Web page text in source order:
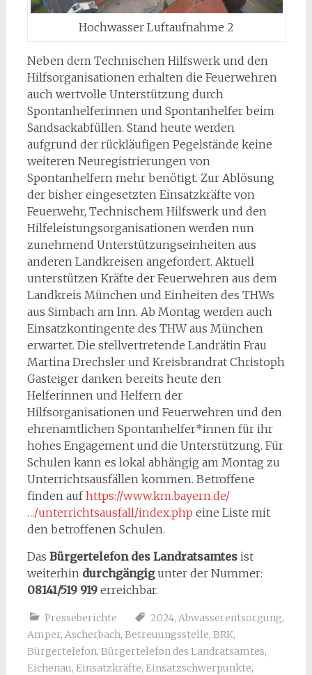
Hochwasser Luftaufnahme 2
Neben dem Technischen Hilfswerk und den
Hilfsorganisationen erhalten die Feuerwehren
auch wertvolle Unterstützung durch
Spontanhelferinnen und Spontanhelfer beim
Sandsackabfüllen. Stand heute werden
aufgrund der rückläufigen Pegelstände keine
weiteren Neuregistrierungen von
Spontanhelfern mehr benötigt. Zur Ablösung
der bisher eingesetzten Einsatzkräfte von
Feuerwehr, Technischem Hilfswerk und den
Hilfeleistungsorganisationen werden nun
zunehmend Unterstützungseinheiten aus
anderen Landkreisen angefordert. Aktuell
unterstützen Kräfte der Feuerwehren aus dem
Landkreis München und Einheiten des THWs
aus Simbach am Inn. Ab Montag werden auch
Einsatzkontingente des THW aus München
erwartet. Die stellvertretende Landrätin Frau
Martina Drechsler und Kreisbrandrat Christoph
Gasteiger danken bereits heute den
Helferinnen und Helfern der
Hilfsorganisationen und Feuerwehren und den
ehrenamtlichen Spontanhelfer*innen für ihr
hohes Engagement und die Unterstützung. Für
Schulen kann es lokal abhängig am Montag zu
Unterrichtsausfällen kommen. Betroffene
finden aufhttps://www.km.bayern.de/
…/unterrichtsausfall/index.php eine Liste mit
den betroffenen Schulen.
Das Bürgertelefon des Landratsamtesist
weiterhin durchgängigunter der Nummer:
08141/519 919erreichbar.
Presseberichte 2024, Abwasserentsorgung,
Amper, Ascherbach, Betreuungsstelle, BRK,
Bürgertelefon, Bürgertelefon des Landratsamtes,
Eichenau, Einsatzkräfte, Einsatzschwerpunkte,